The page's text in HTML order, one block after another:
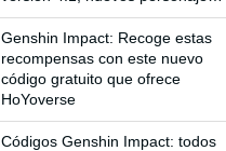
y más misiones te esperan
Genshin Impact: Recoge estas
recompensas con este nuevo
código gratuito que ofrece
HoYoverse
Códigos Genshin Impact: todos